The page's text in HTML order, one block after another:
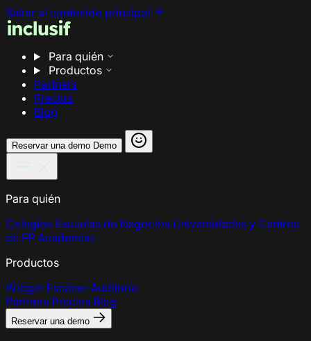
Saltar al contenido principal
Para quién
Productos
Partners
Precios
Blog
Reservar una demo Demo
Para quién
Colegios Escuelas de Negocios Universidades y Centros
de FP Academias
Productos
Widget Escáner Auditoría
Partners Precios Blog
Reservar una demo